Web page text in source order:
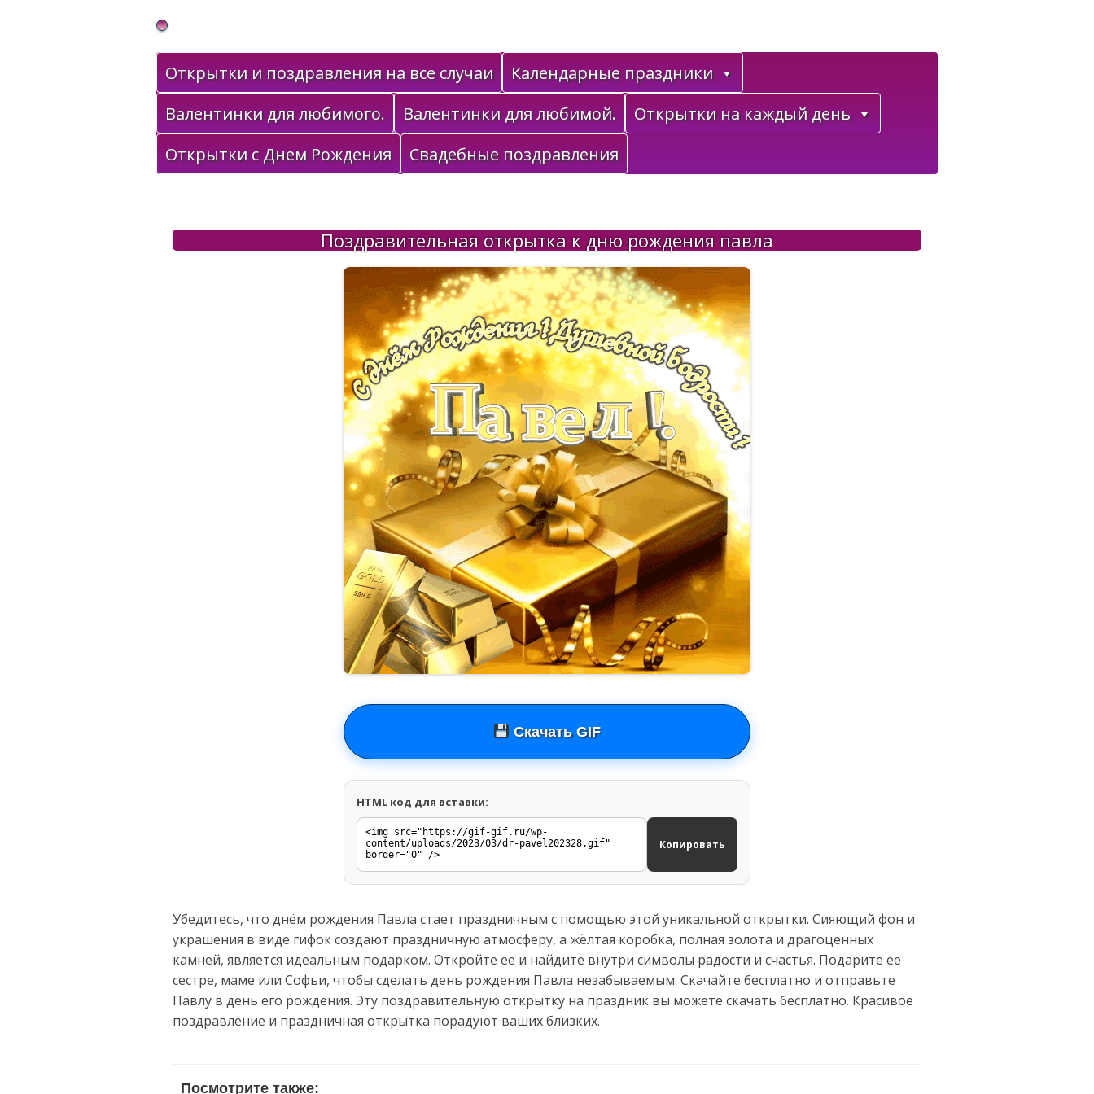
Gif Открытки в подарок
Открытки и поздравления на все случаи
Календарные праздники
Валентинки для любимого.
Валентинки для любимой.
Открытки на каждый день
Открытки с Днем Рождения
Свадебные поздравления
Поздравительная открытка к дню рождения павла
Скачать GIF
HTML код для вставки:
Копировать
Убедитесь, что днём рождения Павла стает праздничным с помощью этой уникальной открытки. Сияющий фон и
украшения в виде гифок создают праздничную атмосферу, а жёлтая коробка, полная золота и драгоценных
камней, является идеальным подарком. Откройте ее и найдите внутри символы радости и счастья. Подарите ее
сестре, маме или Софьи, чтобы сделать день рождения Павла незабываемым. Скачайте бесплатно и отправьте
Павлу в день его рождения. Эту поздравительную открытку на праздник вы можете скачать бесплатно. Красивое
поздравление и праздничная открытка порадуют ваших близких.
Посмотрите также: